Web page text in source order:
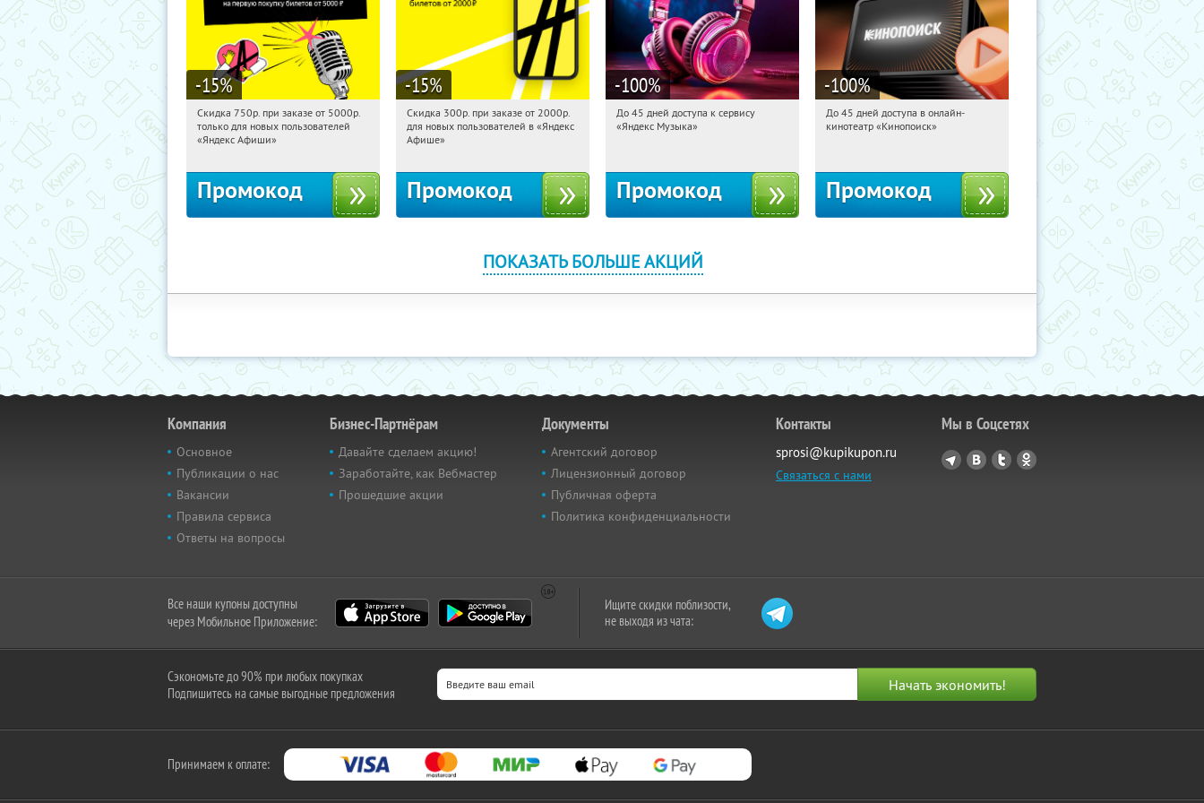
-15%
01:18:09 Получили:114
Россия
Скидка 750р. при заказе от 5000р.
только для новых пользователей
«Яндекс Афиши»
Промокод
-15%
01:18:09 Получили:65
Россия
Скидка 300р. при заказе от 2000р.
для новых пользователей в «Яндекс
Афише»
Промокод
-100%
01:18:09 Получили:
До 45 дней доступа к сервису
«Яндекс Музыка»
Промокод
-100%
01:18:09 Получили:
До 45 дней доступа в онлайн-
кинотеатр «Кинопоиск»
Промокод
ПОКАЗАТЬ БОЛЬШЕ АКЦИЙ
Компания
Основное
Публикации о нас
Вакансии
Правила сервиса
Ответы на вопросы
Бизнес-Партнёрам
Давайте сделаем акцию!
Заработайте, как Вебмастер
Прошедшие акции
Документы
Агентский договор
Лицензионный договор
Публичная оферта
Политика конфиденциальности
Контакты
sprosi@kupikupon.ru
Связаться с нами
Мы в Соцсетях
Все наши купоны доступны
через Мобильное Приложение:
Ищите скидки поблизости,
не выходя из чата:
Сэкономьте до 90% при любых покупках
Подпишитесь на самые выгодные предложения
Принимаем к оплате: